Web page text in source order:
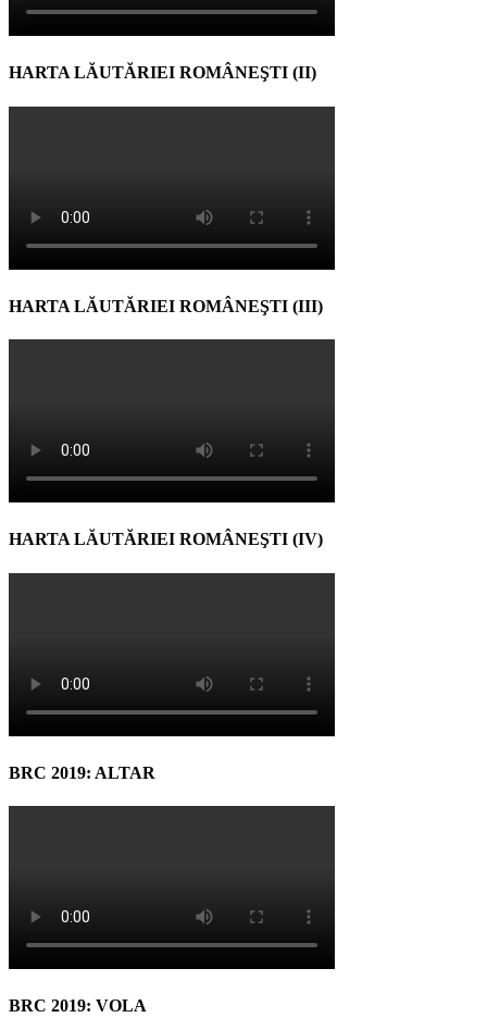
HARTA LĂUTĂRIEI ROMÂNEŞTI (II)
HARTA LĂUTĂRIEI ROMÂNEŞTI (III)
HARTA LĂUTĂRIEI ROMÂNEŞTI (IV)
BRC 2019: ALTAR
BRC 2019: VOLA